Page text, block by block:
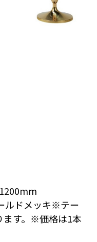
ルドメッキ※テー
ます。※価格は1本